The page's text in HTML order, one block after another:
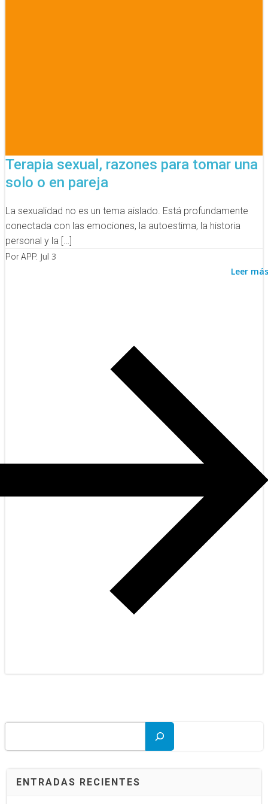
Terapia sexual, razones para tomar una
solo o en pareja
La sexualidad no es un tema aislado. Está profundamente
conectada con las emociones, la autoestima, la historia
personal y la […]
Por APP. Jul 3
Leer más
ENTRADAS RECIENTES